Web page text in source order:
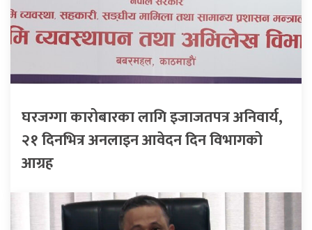
घरजग्गा कारोबारका लागि इजाजतपत्र अनिवार्य,
२१ दिनभित्र अनलाइन आवेदन दिन विभागको
आग्रह